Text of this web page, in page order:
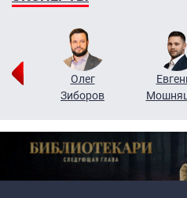
Олег
Зиборов